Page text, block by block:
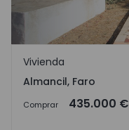
Almancil, Faro
Vivienda
Almancil, Faro
Comprar 435.000 €